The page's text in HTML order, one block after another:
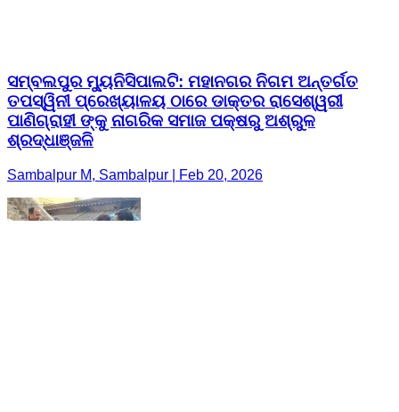
ସମ୍ବଲପୁର ମ୍ୟୁନିସିପାଲଟି: ମହାନଗର ନିଗମ ଅନ୍ତର୍ଗତ
ତପସ୍ୱିନୀ ପ୍ରେଖ୍ୟାଳୟ ଠାରେ ଡାକ୍ତର ରାସେଶ୍ୱରୀ
ପାଣିଗ୍ରାହୀ ଙ୍କୁ ନାଗରିକ ସମାଜ ପକ୍ଷରୁ ଅଶ୍ରୁଳ
ଶ୍ରଦ୍ଧାଞ୍ଜଳି
Sambalpur M, Sambalpur | Feb 20, 2026